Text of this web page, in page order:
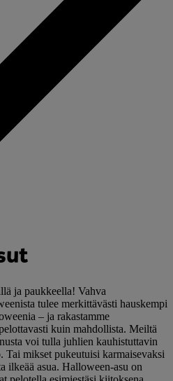
ja paukkeella! Vahva
tulee merkittävästi hauskempi
– ja rakastamme
kuin mahdollista. Meiltä
voi tulla juhlien kauhistuttavin
mikset pukeutuisi karmaisevaksi
ilkeää asua. Halloween-asu on